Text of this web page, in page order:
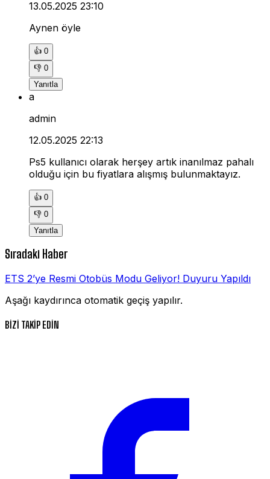
13.05.2025 23:10
Aynen öyle
👍 0
👎 0
Yanıtla
a
admin
12.05.2025 22:13
Ps5 kullanıcı olarak herşey artık inanılmaz pahalı
olduğu için bu fiyatlara alışmış bulunmaktayız.
👍 0
👎 0
Yanıtla
Sıradaki Haber
ETS 2’ye Resmi Otobüs Modu Geliyor! Duyuru Yapıldı
Aşağı kaydırınca otomatik geçiş yapılır.
BİZİ TAKİP EDİN